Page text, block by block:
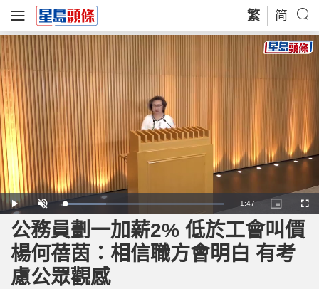
繁 简
P
l
a
y
U
n
m
u
t
L
o
a
e
d
:
2
6
.
4
0
R
e
m
-1:47
P
i
c
u
e
-
F
u
公務員劃一加薪2% 低於工會叫價
楊何蓓茵：相信職方會明白 有考
慮公眾觀感